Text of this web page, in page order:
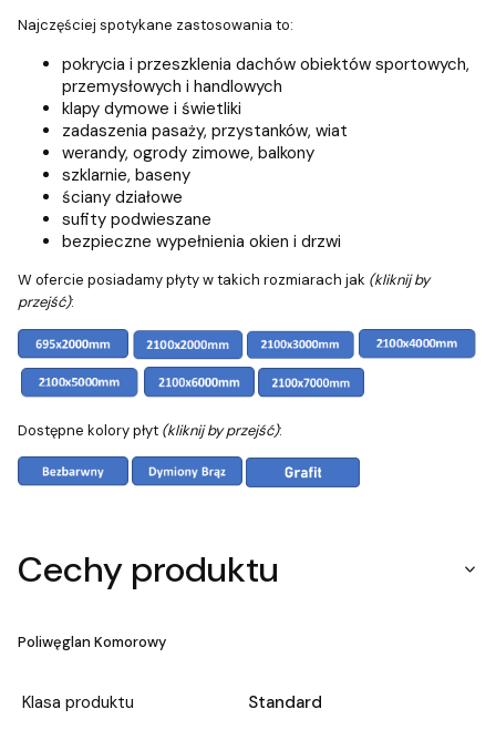
Najczęściej spotykane zastosowania to:
pokrycia i przeszklenia dachów obiektów sportowych,
przemysłowych i handlowych
klapy dymowe i świetliki
zadaszenia pasaży, przystanków, wiat
werandy, ogrody zimowe, balkony
szklarnie, baseny
ściany działowe
sufity podwieszane
bezpieczne wypełnienia okien i drzwi
W ofercie posiadamy płyty w takich rozmiarach jak (kliknij by
przejść):
Dostępne kolory płyt (kliknij by przejść):
Cechy produktu
Poliwęglan Komorowy
Klasa produktu
Standard